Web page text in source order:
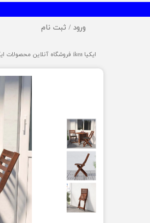
ورود / ثبت نام
خروج از حساب کاربری
ایکیا ikea فروشگاه آنلاین محصولات ایکیا (ikea ) و انواع برندها شامل میز و صندلی ایکیا،ظروف آشپزخانه ایکیا،دکوراسیون ایکیا،روشنایی ایکیا،لوازم کودک ایکیا،لوازم سرویس بهداشتی و حمام ایکیا ،کالای خواب آیکیاو ... ارسال به سراسر ایران